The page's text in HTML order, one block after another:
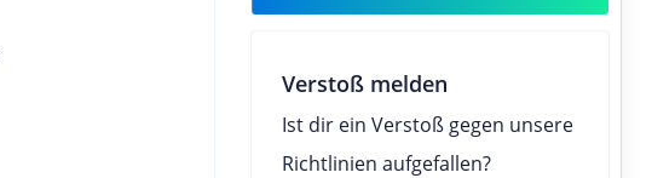
Verstoß melden
Ist dir ein Verstoß gegen unsere
Richtlinien aufgefallen?